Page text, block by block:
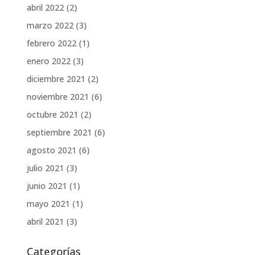
abril 2022(2)
marzo 2022(3)
febrero 2022(1)
enero 2022(3)
diciembre 2021 (2)
noviembre 2021 (6)
octubre 2021 (2)
septiembre 2021 (6)
agosto 2021 (6)
julio 2021 (3)
junio 2021 (1)
mayo 2021 (1)
abril 2021 (3)
Categorías